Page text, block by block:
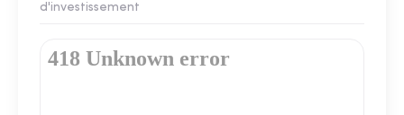
d'investissement